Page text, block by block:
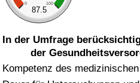
0 100
87.5
In der Umfrage
der
Kompetenz des
in Akaba
Kriminalität
Kriminalitäts-Index (aktuell)